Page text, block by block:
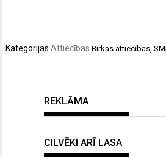
KategorijasAttiecības Birkasattiecības,
REKLĀMA
CILVĒKI ARĪ LASA